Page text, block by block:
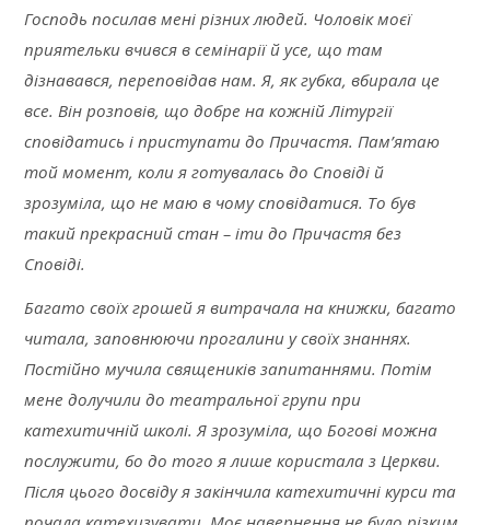
Господь посилав мені різних людей. Чоловік моєї
приятельки вчився в семінарії й усе, що там
дізнавався, переповідав нам. Я, як губка, вбирала це
все. Він розповів, що добре на кожній Літургії
сповідатись і приступати до Причастя. Пам’ятаю
той момент, коли я готувалась до Сповіді й
зрозуміла, що не маю в чому сповідатися. То був
такий прекрасний стан – іти до Причастя без
Сповіді.
Багато своїх грошей я витрачала на книжки, багато
читала, заповнюючи прогалини у своїх знаннях.
Постійно мучила священиків запитаннями. Потім
мене долучили до театральної групи при
катехитичній школі. Я зрозуміла, що Богові можна
послужити, бо до того я лише користала з Церкви.
Після цього досвіду я закінчила катехитичні курси та